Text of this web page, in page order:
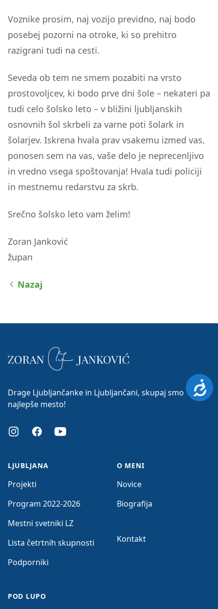
Voznike prosim, naj vozijo previdno, naj bodo
posebej pozorni na otroke, ki so prehitro
razigrani tudi na cesti.
Seveda ob tem ne smem pozabiti na vrsto
prostovoljcev, ki bodo prve dni šole – nekateri pa
tudi celo šolsko leto – v bližini ljubljanskih
osnovnih šol skrbeli za varne poti šolark in
šolarjev. Iskrena hvala prav vsakemu izmed vas,
ponosen sem na vas, vaše delo je neprecenljivo
in vredno vsega spoštovanja! Hvala tudi policiji
in mestnemu redarstvu za skrb.
Srečno šolsko leto vam želim!
Zoran Janković
župan
Nazaj
Drage Ljubljančanke in Ljubljančani, skupaj smo
najlepše mesto!
InstagramFacebookYoutube
LJUBLJANA
Projekti
Program 2022-2026
Mestni svetniki LZ
Lista četrtnih skupnosti
Podporniki
POD LUPO
O MENI
Novice
Biografija
Kontakt